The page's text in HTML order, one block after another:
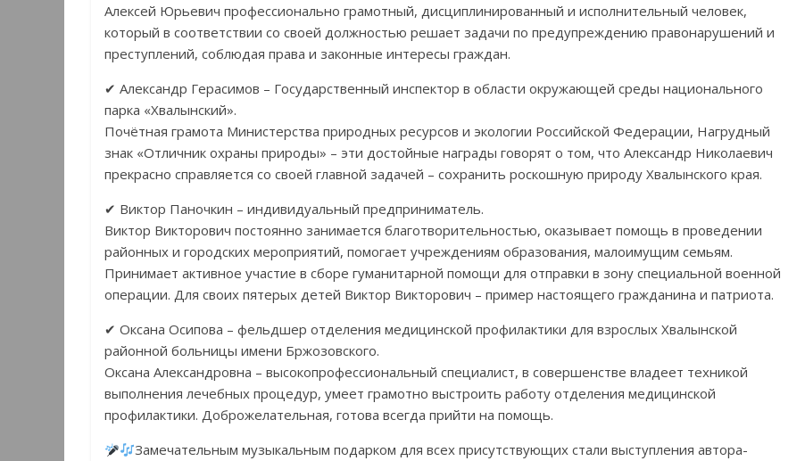
Алексей Юрьевич профессионально грамотный, дисциплинированный и исполнительный человек,
который в соответствии со своей должностью решает задачи по предупреждению правонарушений и
преступлений, соблюдая права и законные интересы граждан.
✔ Александр Герасимов – Государственный инспектор в области окружающей среды национального
парка «Хвалынский».
Почётная грамота Министерства природных ресурсов и экологии Российской Федерации, Нагрудный
знак «Отличник охраны природы» – эти достойные награды говорят о том, что Александр Николаевич
прекрасно справляется со своей главной задачей – сохранить роскошную природу Хвалынского края.
✔ Виктор Паночкин – индивидуальный предприниматель.
Виктор Викторович постоянно занимается благотворительностью, оказывает помощь в проведении
районных и городских мероприятий, помогает учреждениям образования, малоимущим семьям.
Принимает активное участие в сборе гуманитарной помощи для отправки в зону специальной военной
операции. Для своих пятерых детей Виктор Викторович – пример настоящего гражданина и патриота.
✔ Оксана Осипова – фельдшер отделения медицинской профилактики для взрослых Хвалынской
районной больницы имени Бржозовского.
Оксана Александровна – высокопрофессиональный специалист, в совершенстве владеет техникой
выполнения лечебных процедур, умеет грамотно выстроить работу отделения медицинской
профилактики. Доброжелательная, готова всегда прийти на помощь.
Замечательным музыкальным подарком для всех присутствующих стали выступления автора-